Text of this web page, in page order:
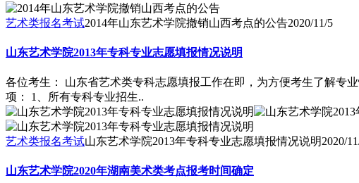
艺术类报名考试2014年山东艺术学院撤销山西考点的公告2020/11/5
山东艺术学院2013年专科专业志愿填报情况说明
各位考生： 山东省艺术类专科志愿填报工作在即，为方便考生了解专
项： 1、所有专科专业招生..
艺术类报名考试山东艺术学院2013年专科专业志愿填报情况说明2020/
山东艺术学院2020年湖南美术类考点报考时间确定